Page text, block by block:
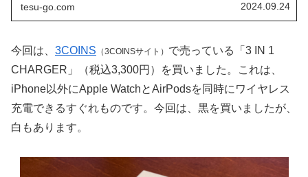
tesu-go.com 2024.09.24
今回は、 3COINS （3COINSサイト） で売っている「3 IN 1
CHARGER」（税込3,300円）を買いました。これは、
iPhone以外にApple WatchとAirPodsを同時にワイヤレス
充電できるすぐれものです。今回は、黒を買いましたが、
白もあります。